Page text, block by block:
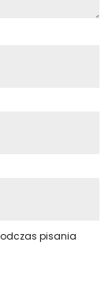
pisania